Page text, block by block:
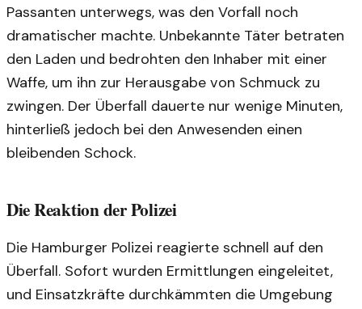
Passanten unterwegs, was den Vorfall noch
dramatischer machte. Unbekannte Täter betraten
den Laden und bedrohten den Inhaber mit einer
Waffe, um ihn zur Herausgabe von Schmuck zu
zwingen. Der Überfall dauerte nur wenige Minuten,
hinterließ jedoch bei den Anwesenden einen
bleibenden Schock.
Die Reaktion der Polizei
Die Hamburger Polizei reagierte schnell auf den
Überfall. Sofort wurden Ermittlungen eingeleitet,
und Einsatzkräfte durchkämmten die Umgebung